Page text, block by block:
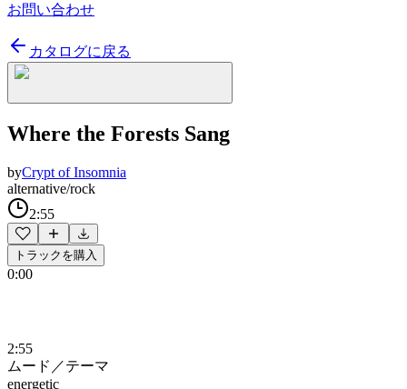
お問い合わせ
カタログに戻る
Where the Forests Sang
byCrypt of Insomnia
alternative/rock
2:55
トラックを購入
0:00
2:55
ムード／テーマ
energetic